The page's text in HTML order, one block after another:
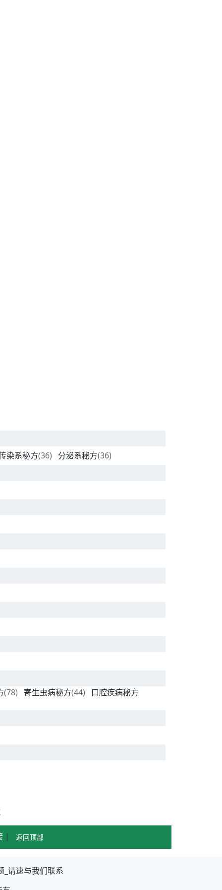
染系秘方(36) 分泌系秘方(36)
(78) 寄生虫病秘方(44) 口腔疾病秘方
| 返回顶部
请速与我们联系